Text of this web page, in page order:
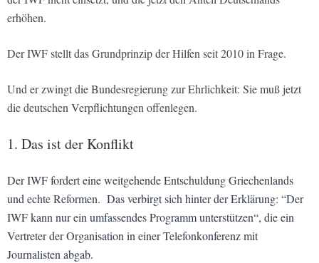
erhöhen.
Der IWF stellt das Grundprinzip der Hilfen seit 2010 in Frage.
Und er zwingt die Bundesregierung zur Ehrlichkeit: Sie muß jetzt
die deutschen Verpflichtungen offenlegen.
1. Das ist der Konflikt
Der IWF fordert eine weitgehende Entschuldung Griechenlands
und echte Reformen. Das verbirgt sich hinter der Erklärung: “Der
IWF kann nur ein umfassendes Programm unterstützen“, die ein
Vertreter der Organisation in einer Telefonkonferenz mit
Journalisten abgab.